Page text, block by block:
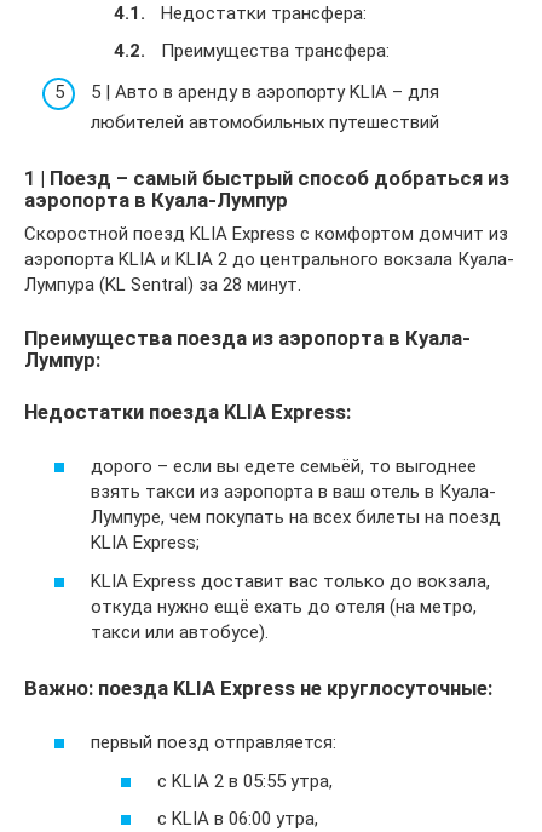
Недостатки трансфера:
Преимущества трансфера:
5 | Авто в аренду в аэропорту KLIA – для
любителей автомобильных путешествий
1 | Поезд – самый быстрый способ добраться из
аэропорта в Куала-Лумпур
Скоростной поезд KLIA Express с комфортом домчит из
аэропорта KLIA и KLIA 2 до центрального вокзала Куала-
Лумпура (KL Sеntral) за 28 минут.
Преимущества поезда из аэропорта в Куала-
Лумпур:
Недостатки поезда KLIA Express:
дорого – если вы едете семьёй, то выгоднее
взять такси из аэропорта в ваш отель в Куала-
Лумпуре, чем покупать на всех билеты на поезд
KLIA Express;
KLIA Express доставит вас только до вокзала,
откуда нужно ещё ехать до отеля (на метро,
такси или автобусе).
Важно: поезда KLIA Express не круглосуточные:
первый поезд отправляется:
с KLIA 2 в 05:55 утра,
с KLIA в 06:00 утра,